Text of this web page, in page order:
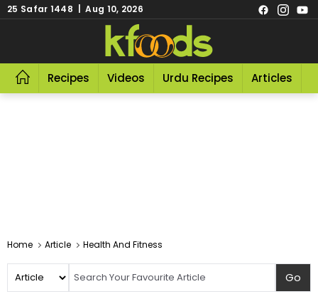
25 Safar 1448 | Aug 10, 2026
Recipes Videos Urdu Recipes Articles
Home Article Health And Fitness